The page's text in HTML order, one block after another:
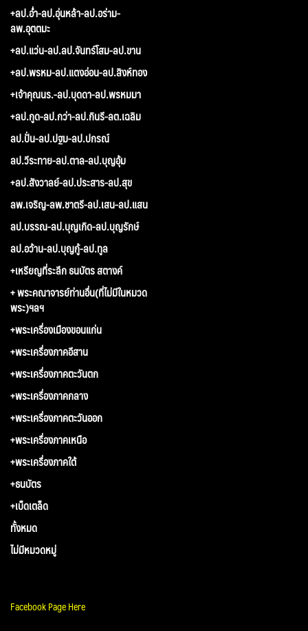
+ลป.อ่ำ-ลป.อุ่นหล้า-ลป.อร่าม-
ลพ.อุตตมะ
+ลป.แว่น-ลป.ลป.จันทร์โสม-ลป.ขาน
+ลป.พรหม-ลป.แตงอ่อน-ลป.สิงห์ทอง
+เจ้าคุณนร.-ลป.บุดดา-ลป.พรหมมา
+ลป.กูด-ลป.กว่า-ลป.กินรี-ลต.เฉลิม
ลป.ปั่น-ลป.ปฐม-ลป.ปกรณ์
ลป.วีระทาย-ลป.ตาล-ลป.บุญอุ้ม
+ลป.สังวาลย์-ลป.ประสาร-ลป.สุข
ลพ.เจริญ-ลพ.ชาตรี-ลป.เสน-ลป.แสน
ลป.บรรณ-ลป.บุญเกิด-ลป.บุญรักษ์
ลป.อว้าน-ลป.บุญกู้-ลป.ทูล
+เหรียญที่ระลึก ธนบัตร สตางค์
+ พระคณาจารย์ท่านอื่น(ที่ไม่มีในหมวด
พระ)ฯลฯ
+พระเครื่องเมืองขอนแก่น
+พระเครื่องภาคอีสาน
+พระเครื่องภาคตะวันตก
+พระเครื่องภาคกลาง
+พระเครื่องภาคตะวันออก
+พระเครื่องภาคเหนือ
+พระเครื่องภาคใต้
+ธนบัตร
+เบ็ดเตล็ด
ทั้งหมด
ไม่มีหมวดหมู่
Facebook Page Here